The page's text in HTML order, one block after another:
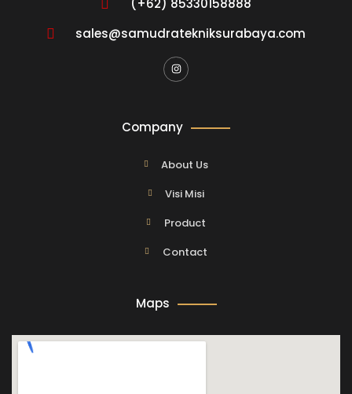
(+62) 85330158888
sales@samudratekniksurabaya.com
Company
About Us
Visi Misi
Product
Contact
Maps